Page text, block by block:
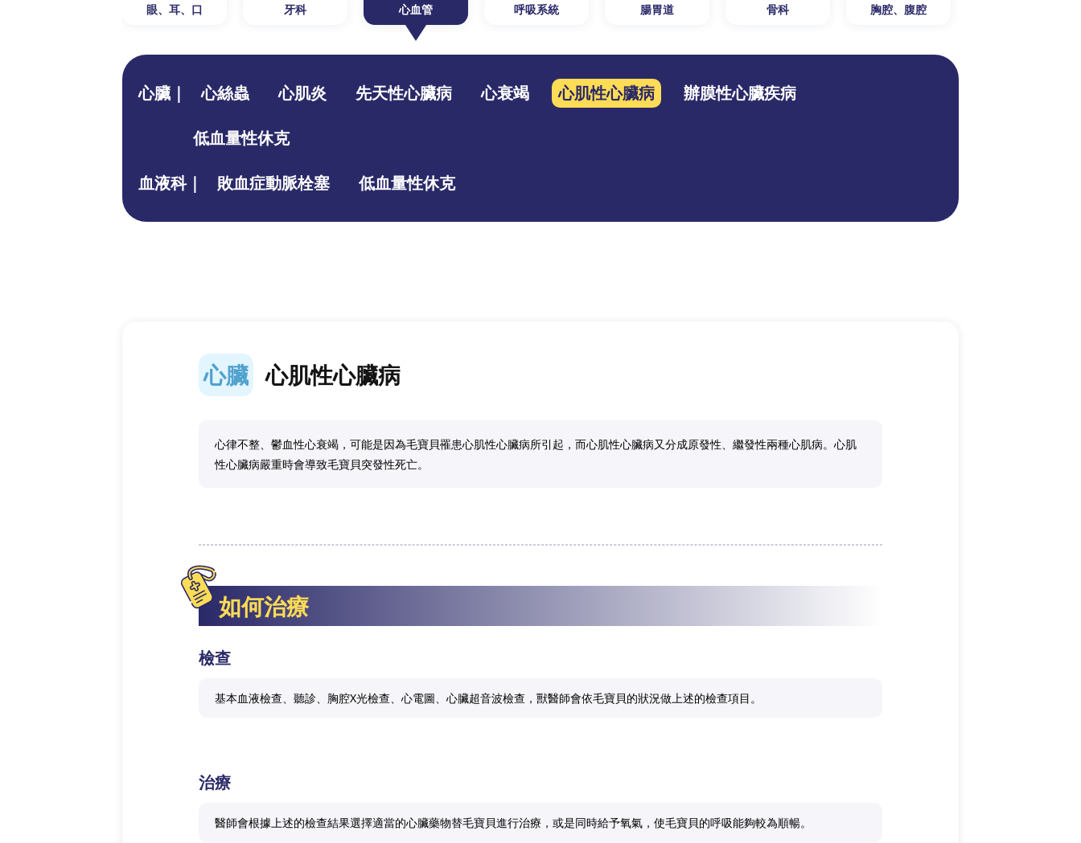
眼、耳、口 牙科 心血管
心臟｜ 心絲蟲 心肌炎 先天性心臟病 心衰竭 心肌性心臟病 辦膜性心臟疾病
低血量性休克
血液科｜ 敗血症動脈栓塞 低血量性休克
呼吸系統 腸胃道 骨科 胸腔、腹腔
心臟 心肌性心臟病
心律不整、鬱血性心衰竭，可能是因為毛寶貝罹患心肌性心臟病所引起，而心肌性心臟病又分成原發性、繼發性兩種心肌病。心肌
性心臟病嚴重時會導致毛寶貝突發性死亡。
如何治療
檢查
基本血液檢查、聽診、胸腔X光檢查、心電圖、心臟超音波檢查，獸醫師會依毛寶貝的狀況做上述的檢查項目。
治療
醫師會根據上述的檢查結果選擇適當的心臟藥物替毛寶貝進行治療，或是同時給予氧氣，使毛寶貝的呼吸能夠較為順暢。